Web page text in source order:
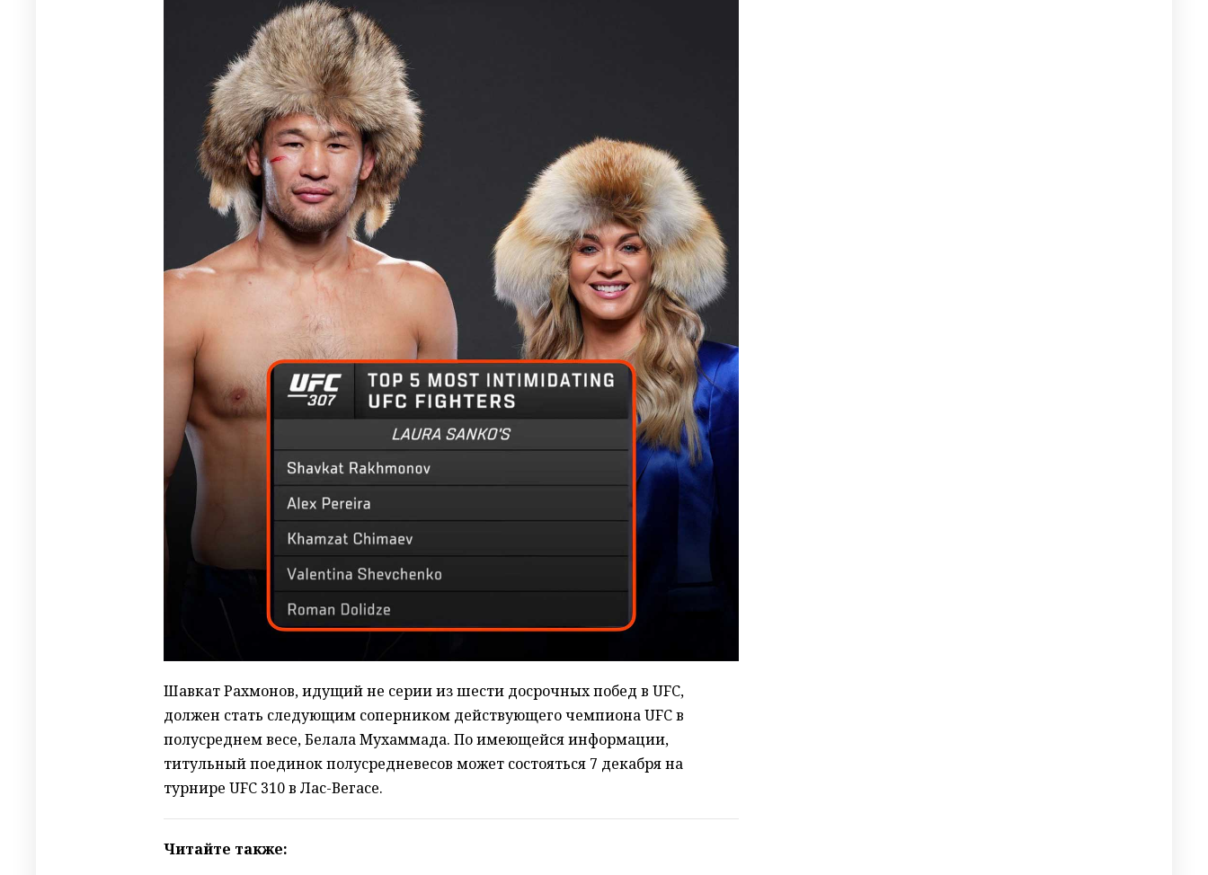
Шавкат Рахмонов, идущий не серии из шести досрочных побед в UFC,
должен стать следующим соперником действующего чемпиона UFC в
полусреднем весе, Белала Мухаммада. По имеющейся информации,
титульный поединок полусредневесов может состояться 7 декабря на
турнире UFC 310 в Лас-Вегасе.
Читайте также: